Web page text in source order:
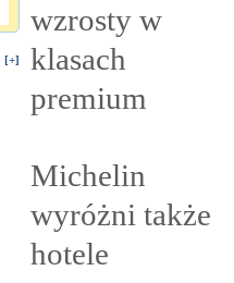
[+]
wzrosty w
klasach
premium
Michelin
wyróżni także
hotele